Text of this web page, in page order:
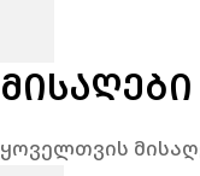
ყოველთვის